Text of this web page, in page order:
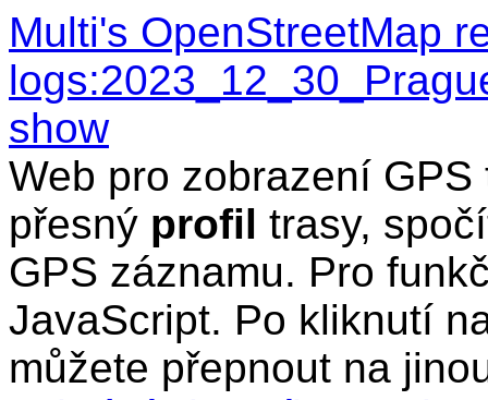
Multi's OpenStreetMap
show
Web pro zobrazení
přesný profil trasy,
GPS záznamu. Pro
JavaScript. Po kliknutí
můžete přepnout na